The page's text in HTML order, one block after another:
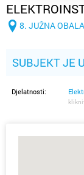
8. JUŽNA
SUBJEKT JE
Djelatnosti: